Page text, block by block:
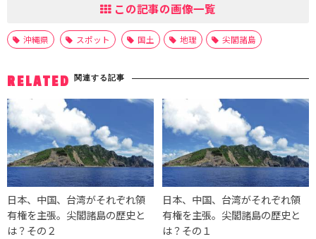
この記事の画像一覧
沖縄県 スポット 国土 地理 尖閣諸島
RELATED 関連する記事
日本、中国、台湾がそれぞれ領
有権を主張。尖閣諸島の歴史と
は？その２
日本、中国、台湾がそれぞれ領
有権を主張。尖閣諸島の歴史と
は？その１